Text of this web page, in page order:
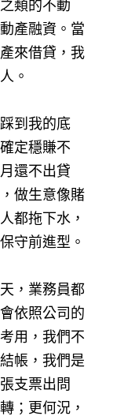
類的不動
產融資。當
來借貸，我
。
到我的底
定穩賺不
還不出貸
做生意像賭
都拖下水，
守前進型。
，業務員都
依照公司的
用，我們不
帳，我們是
支票出問
；更何況，